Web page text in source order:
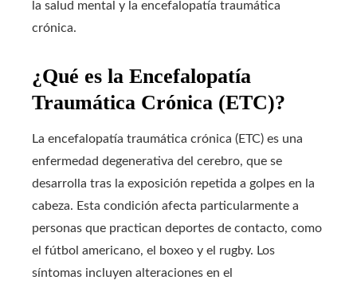
la salud mental y la encefalopatía traumática
crónica.
¿Qué es la Encefalopatía
Traumática Crónica (ETC)?
La encefalopatía traumática crónica (ETC) es una
enfermedad degenerativa del cerebro, que se
desarrolla tras la exposición repetida a golpes en la
cabeza. Esta condición afecta particularmente a
personas que practican deportes de contacto, como
el fútbol americano, el boxeo y el rugby. Los
síntomas incluyen alteraciones en el